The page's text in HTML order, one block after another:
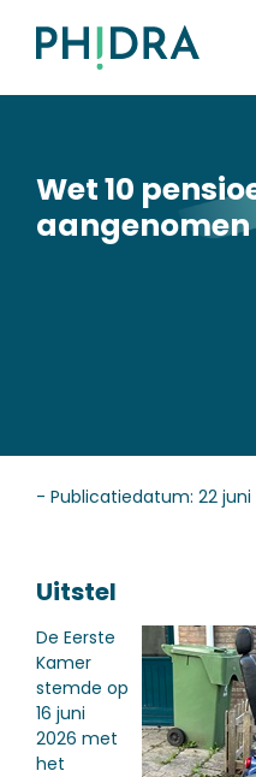
Wet 10
aangenomen
- Publicatiedatum: 22 juni
Uitstel
De Eerste
Kamer
stemde op
16 juni
2026 met
het